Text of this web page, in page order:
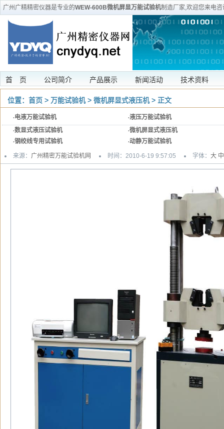
广州广精精密仪器是专业的WEW-600B微机屏显万能试验机制造厂家,欢迎您来电咨
安装维修等
首 页 公司简介 产品展示 新闻活动 技术资料
位置： 首页 > 万能试验机> 微机屏显式液压机> 正文
·电液万能试验机 ·液压万能试验机
·数显式液压试验机 ·微机屏显式液压机
·钢绞线专用试验机 ·动静万能试验机
来源： 广州精密万能试验机网 时间：2010-6-19 9:57:05 字体： 大 中